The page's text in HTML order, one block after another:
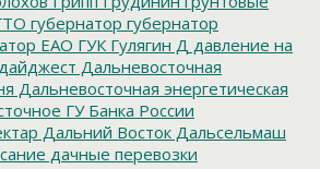
губернатор губернатор
ЕАО ГУК Гулягин Д давление на
дайджест Дальневосточная
Дальневосточная энергетическая
ГУ Банка России
Дальний Восток Дальсельмаш
дачные перевозки